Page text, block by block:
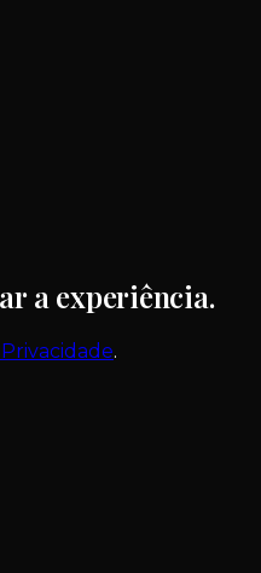
a experiência.
.